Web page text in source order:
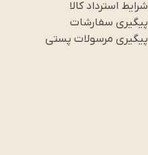
شرایط استرداد کالا
پیگیری سفارشات
پیگیری مرسولات پستی